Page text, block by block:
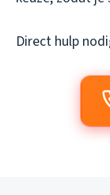
Direct hulp